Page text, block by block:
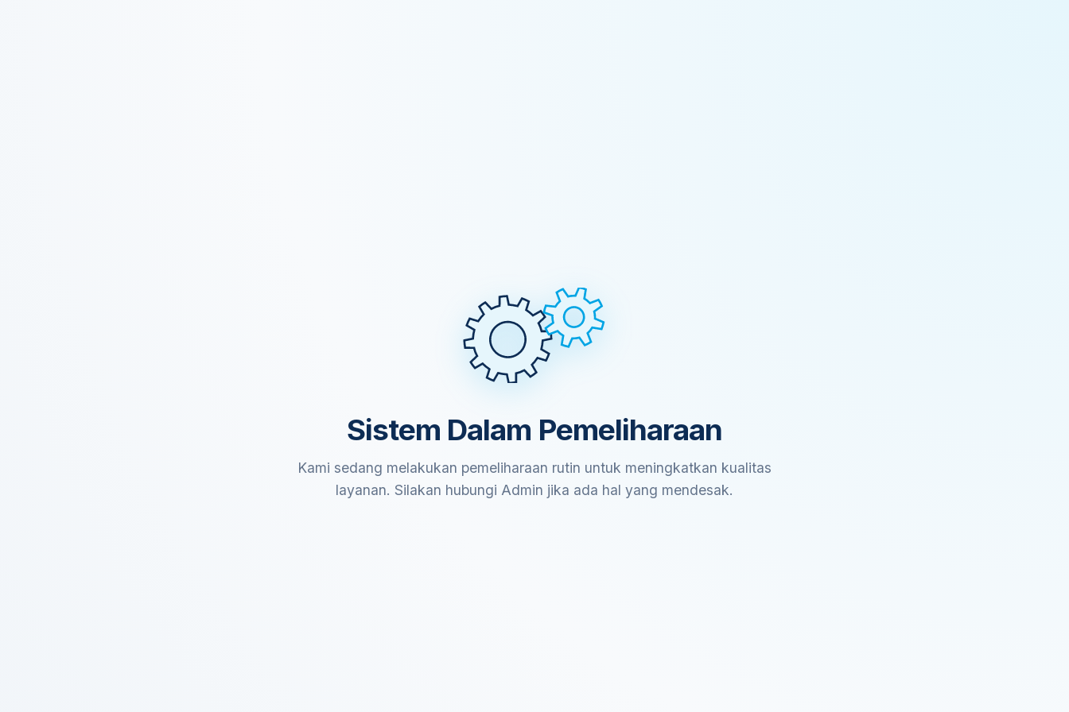
Sistem Dalam Pemeliharaan
Kami sedang melakukan pemeliharaan rutin untuk meningkatkan kualitas
layanan. Silakan hubungi Admin jika ada hal yang mendesak.